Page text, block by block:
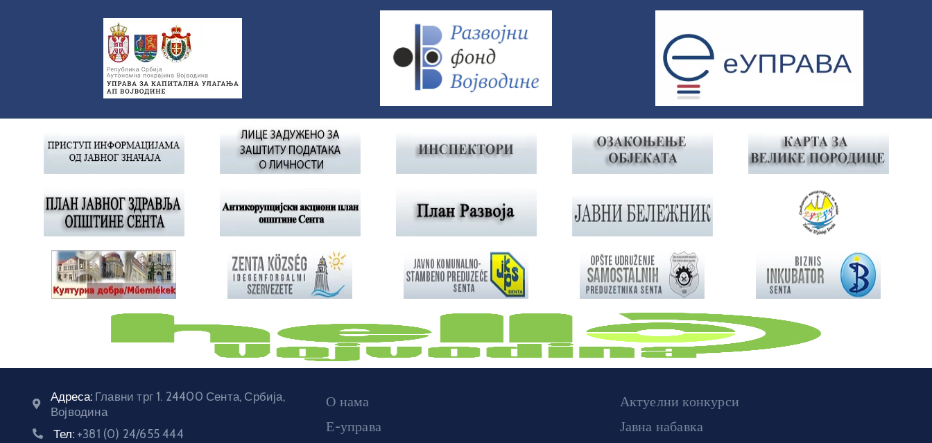
Адреса: Главни трг 1. 24400 Сента, Србија,
Војводина
Тел: +381 (0) 24/655 444
О нама
Е-управа
Актуелни конкурси
Јавна набавка